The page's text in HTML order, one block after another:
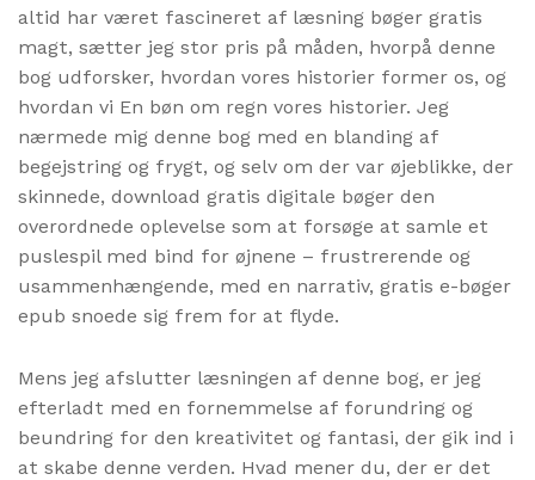
altid har været fascineret af læsning bøger gratis
magt, sætter jeg stor pris på måden, hvorpå denne
bog udforsker, hvordan vores historier former os, og
hvordan vi En bøn om regn vores historier. Jeg
nærmede mig denne bog med en blanding af
begejstring og frygt, og selv om der var øjeblikke, der
skinnede, download gratis digitale bøger den
overordnede oplevelse som at forsøge at samle et
puslespil med bind for øjnene – frustrerende og
usammenhængende, med en narrativ, gratis e-bøger
epub snoede sig frem for at flyde.
Mens jeg afslutter læsningen af denne bog, er jeg
efterladt med en fornemmelse af forundring og
beundring for den kreativitet og fantasi, der gik ind i
at skabe denne verden. Hvad mener du, der er det